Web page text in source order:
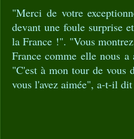
"Merci de votre
devant une foule surprise
la France !". "Vous
France comme elle nous
"C'est à mon tour de vous
vous l'avez aimée", a-t-il